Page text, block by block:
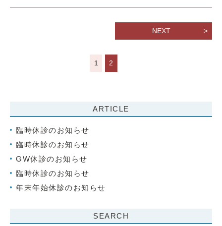
1 2
NEXT
ARTICLE
臨時休診のお知らせ
臨時休診のお知らせ
GW休診のお知らせ
臨時休診のお知らせ
年末年始休診のお知らせ
SEARCH